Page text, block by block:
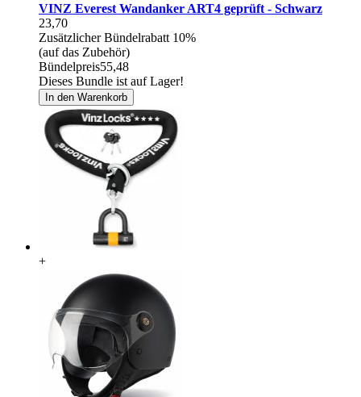
VINZ Everest Wandanker ART4 geprüft - Schwarz
23,70
Zusätzlicher Bündelrabatt 10%
(auf das Zubehör)
Bündelpreis55,48
Dieses Bundle ist auf Lager!
In den Warenkorb
+